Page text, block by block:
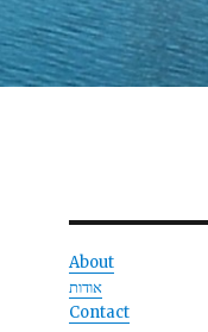
About
אודות
Contact